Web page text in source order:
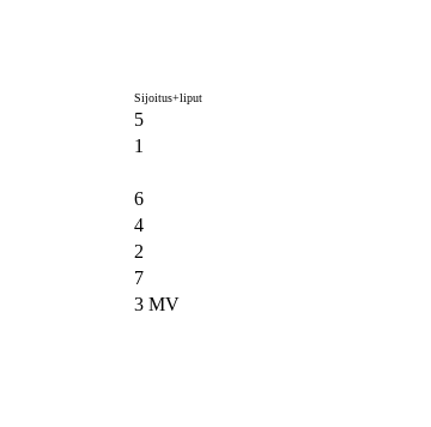
Sijoitus+liput
5
1
6
4
2
7
3 MV